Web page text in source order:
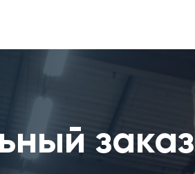
заказ